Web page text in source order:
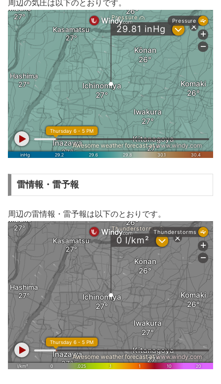
周辺の気圧は以下のとおりです。
雷情報・雷予報
周辺の雷情報・雷予報は以下のとおりです。